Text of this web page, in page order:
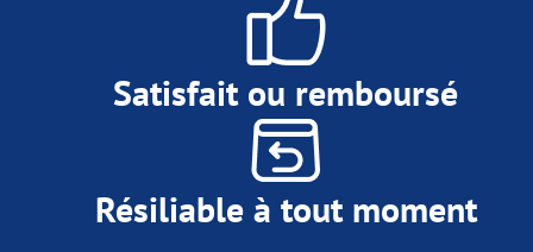
Satisfait ou remboursé
Résiliable à tout moment